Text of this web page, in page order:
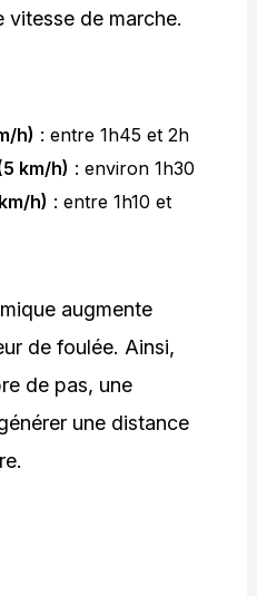
de marche.
h) : entre 1h45 et 2h
km/h) : environ 1h30
h) : entre 1h10 et
augmente
de foulée. Ainsi,
de pas, une
une distance